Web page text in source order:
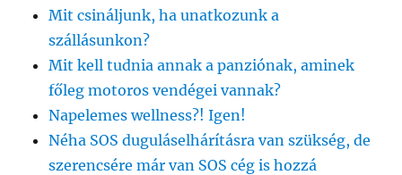
Mit csináljunk, ha unatkozunk a
szállásunkon?
Mit kell tudnia annak a panziónak, aminek
főleg motoros vendégei vannak?
Napelemes wellness?! Igen!
Néha SOS duguláselhárításra van szükség, de
szerencsére már van SOS cég is hozzá